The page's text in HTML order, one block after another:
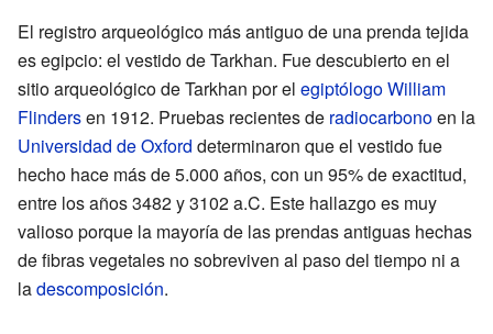
El registro arqueológico más antiguo de una prenda tejida
es egipcio: el vestido de Tarkhan. Fue descubierto en el
sitio arqueológico de Tarkhan por el egiptólogoWilliam
Flindersen 1912. Pruebas recientes de radiocarbonoen la
Universidad de Oxford determinaron que el vestido fue
hecho hace más de 5.000 años, con un 95% de exactitud,
entre los años 3482 y 3102 a.C. Este hallazgo es muy
valioso porque la mayoría de las prendas antiguas hechas
de fibras vegetales no sobreviven al paso del tiempo ni a
ladescomposición.